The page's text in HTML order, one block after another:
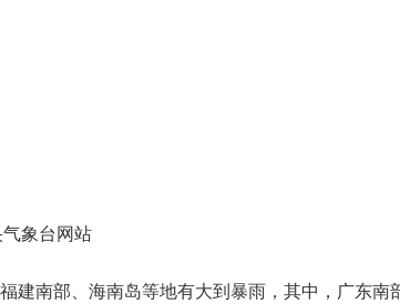
象台网站
南部、海南岛等地有大到暴雨，其中，广东南